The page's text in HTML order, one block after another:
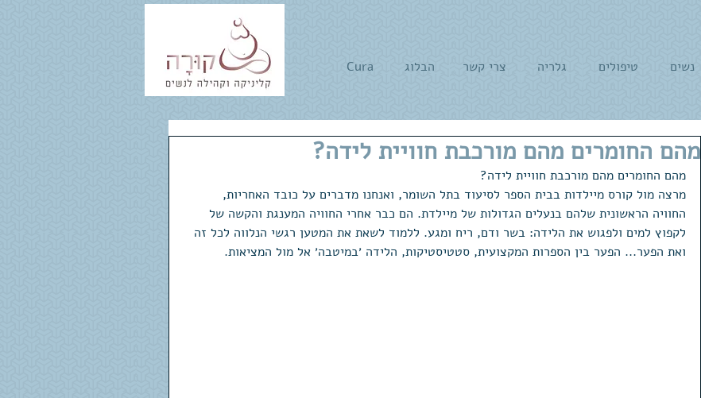
Cura הבלוג צרי קשר גלריה טיפולים נשים
מהם החומרים מהם מורכבת חוויית לידה?
מהם החומרים מהם מורכבת חוויית לידה?
מרצה מול קורס מיילדות בבית הספר לסיעוד בתל השומר, ואנחנו מדברים על כובד האחריות,
החוויה הראשונית שלהם בנעלים הגדולות של מיילדת. הם כבר אחרי החוויה המענגת והקשה של
לקפוץ למים ולפגוש את הלידה: בשר ודם, ריח ומגע. ללמוד לשאת את המטען רגשי הנלווה לכל זה
ואת הפער... הפער בין הספרות המקצועית, סטטיסטיקות, הלידה ׳במיטבה׳ אל מול המציאות.